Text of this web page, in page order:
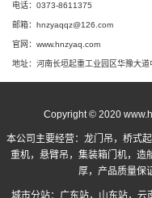
电话：0373-8611375
邮箱：hnzyaqqz@126.com
官网：www.hnzyaq.com
地址：河南长垣起重工业园区华豫大道
Copyright © 2020
本公司主要经营： 龙门吊 ， 桥式
重机，悬臂吊，集装箱门机，造
厚，产品质量保